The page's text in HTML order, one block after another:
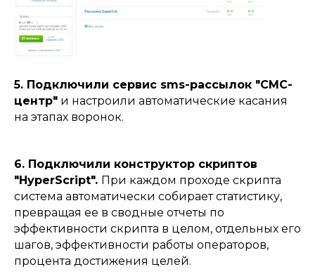
5. Подключили сервис sms-рассылок "СМС-
центр" и настроили автоматические касания
на этапах воронок.
6. Подключили конструктор скриптов
"HyperScript". При каждом проходе скрипта
система автоматически собирает статистику,
превращая ее в сводные отчеты по
эффективности скрипта в целом, отдельных его
шагов, эффективности работы операторов,
процента достижения целей.
Контакты:
info@reon.pro
115280, г. Москва, ул. Ленинская Слобода,
26с28, офис 306
Публичная оферта №1 на использование
интернет-сервисов REON (ИП Яновский А.П.)
Публичная оферта №2 на предоставление
Лицензий на ПО для ЭВМ амоЦРМ (REON (ИП
Яновский А.П.)
Все соглашения и юридические документы
344002, г. Ростов-на-Дону,